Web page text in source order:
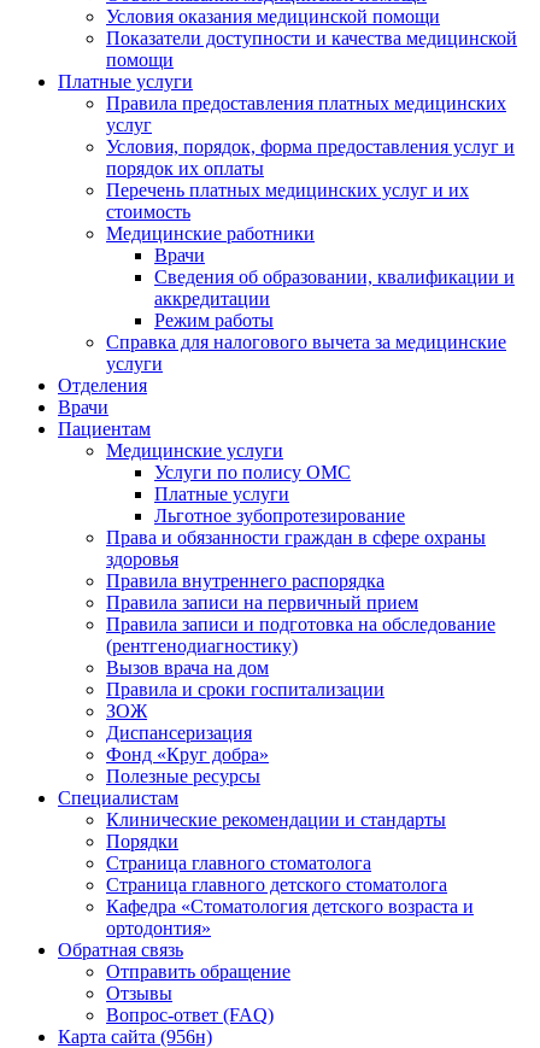
Условия оказания медицинской помощи
Показатели доступности и качества медицинской
помощи
Платные услуги
Правила предоставления платных медицинских
услуг
Условия, порядок, форма предоставления услуг и
порядок их оплаты
Перечень платных медицинских услуг и их
стоимость
Медицинские работники
Врачи
Сведения об образовании, квалификации и
аккредитации
Режим работы
Справка для налогового вычета за медицинские
услуги
Отделения
Врачи
Пациентам
Медицинские услуги
Услуги по полису ОМС
Платные услуги
Льготное зубопротезирование
Права и обязанности граждан в сфере охраны
здоровья
Правила внутреннего распорядка
Правила записи на первичный прием
Правила записи и подготовка на обследование
(рентгенодиагностику)
Вызов врача на дом
Правила и сроки госпитализации
ЗОЖ
Диспансеризация
Фонд «Круг добра»
Полезные ресурсы
Специалистам
Клинические рекомендации и стандарты
Порядки
Страница главного стоматолога
Страница главного детского стоматолога
Кафедра «Стоматология детского возраста и
ортодонтия»
Обратная связь
Отправить обращение
Отзывы
Вопрос-ответ (FAQ)
Карта сайта (956н)